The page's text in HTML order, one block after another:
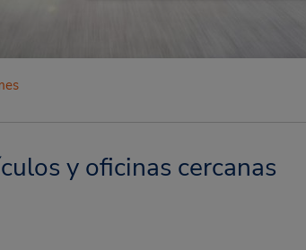
y oficinas cercanas